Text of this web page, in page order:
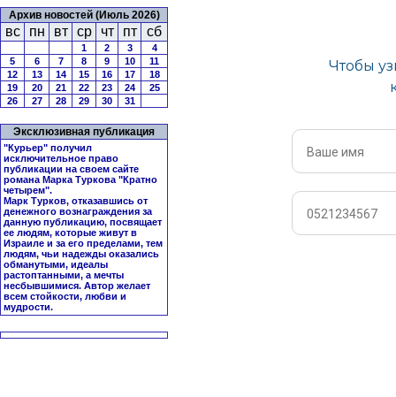
Архив новостей (Июль 2026)
вс пн вт ср чт пт сб
1 2 3
4
5
6 7 8 9 10
11
12
13 14 15 16 17
18
19
20 21 22 23 24
25
26
27 28 29 30 31
Эксклюзивная публикация
"Курьер" получил
исключительное право
публикации на своем сайте
романа Марка Туркова "Кратно
четырем".
Марк Турков, отказавшись от
денежного вознаграждения за
данную публикацию, посвящает
ее людям, которые живут в
Израиле и за его пределами, тем
людям, чьи надежды оказались
обманутыми, идеалы
растоптанными, а мечты
несбывшимися. Автор желает
всем стойкости, любви и
мудрости.